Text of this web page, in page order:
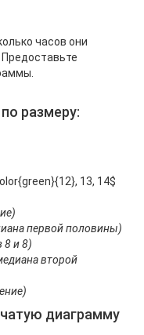
часов они
размеру:
13, 14$
первой половины)
8 и 8)
второй
диаграмму